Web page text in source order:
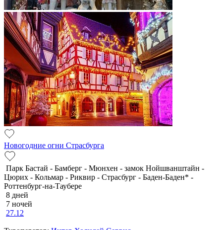
Новогодние огни Страсбурга
Парк Бастай - Бамберг - Мюнхен - замок Нойшванштайн -
Цюрих - Кольмар - Риквир - Страсбург - Баден-Баден* -
Роттенбург-на-Таубере
8 дней
7 ночей
27.12